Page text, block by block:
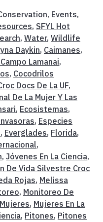
, Events,
, SFYL Hot
, Water, Wildlife
Daykin, Caimanes,
Lamanai,
, Cocodrilos
Docs De La UF,
De La Mujer Y Las
, Ecosistemas,
, Especies
, Everglades, Florida,
,
, Jóvenes En La Ciencia,
De Vida Silvestre Croc
Rojas, Melissa
, Monitoreo De
Mujeres, Mujeres En La
, Pitones, Pitones